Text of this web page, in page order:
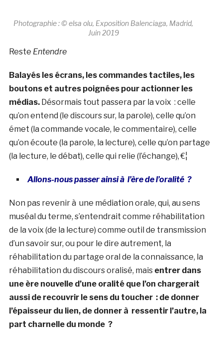
Photographie : © elsa olu, Exposition Balenciaga, Madrid,
Juin 2019
Reste Entendre
Balayés les écrans, les commandes tactiles, les
boutons et autres poignées pour actionner les
médias.Désormais tout passera par la voix : celle
qu’on entend (le discours sur, la parole), celle qu’on
émet (la commande vocale, le commentaire), celle
qu’on écoute (la parole, la lecture), celle qu’on partage
(la lecture, le débat), celle qui relie (l’échange), €¦
Allons-nous passer ainsi à l’ère de l’oralité ?
Non pas revenir à une médiation orale, qui, au sens
muséal du terme, s’entendrait comme réhabilitation
de la voix (de la lecture) comme outil de transmission
d’un savoir sur, ou pour le dire autrement, la
réhabilitation du partage oral de la connaissance, la
réhabilitation du discours oralisé, mais entrer dans
une ère nouvelle d’une oralité que l’on chargerait
aussi de recouvrir le sens du toucher : de donner
l’épaisseur du lien, de donner à ressentir l’autre, la
part charnelle du monde ?